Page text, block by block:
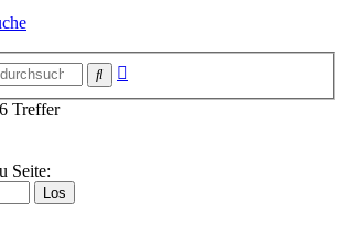
Suche
Treffer
Seite: